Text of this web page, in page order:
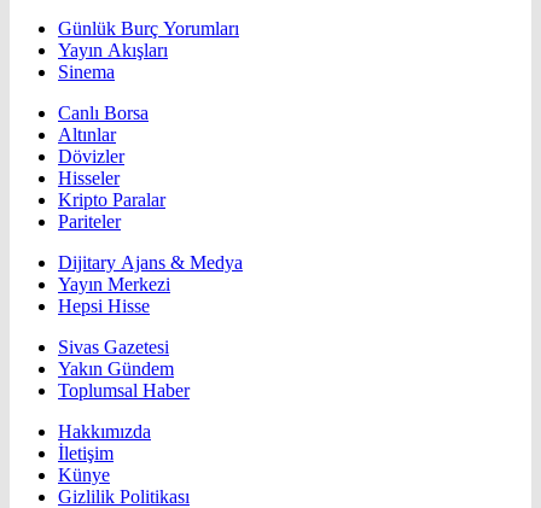
Günlük Burç Yorumları
Yayın Akışları
Sinema
Canlı Borsa
Altınlar
Dövizler
Hisseler
Kripto Paralar
Pariteler
Dijitary Ajans & Medya
Yayın Merkezi
Hepsi Hisse
Sivas Gazetesi
Yakın Gündem
Toplumsal Haber
Hakkımızda
İletişim
Künye
Gizlilik Politikası